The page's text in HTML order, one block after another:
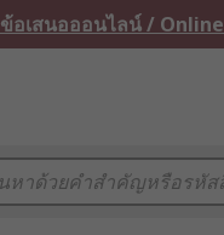
ข้อเสนอออนไลน์ /